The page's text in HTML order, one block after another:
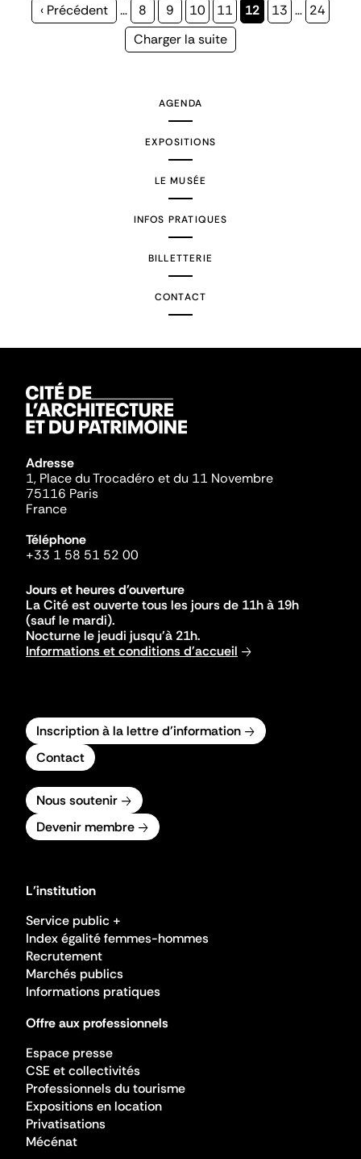
Page
‹ Précédent … Page
8 Page
9 Page
10 Page
11
Page
12 Page
13 … Page
24
Page
Charger la suite
AGENDA
EXPOSITIONS
LE MUSÉE
INFOS PRATIQUES
BILLETTERIE
CONTACT
Adresse
1, Place du Trocadéro et du 11 Novembre
75116 Paris
France
Téléphone
+33 1 58 51 52 00
Jours et heures d'ouverture
La Cité est ouverte tous les jours de 11h à 19h
(sauf le mardi).
Nocturne le jeudi jusqu'à 21h.
Informations et conditions d'accueil
Inscription à la lettre d'information
Contact
Nous soutenir
Devenir membre
L'institution
Service public +
Index égalité femmes-hommes
Recrutement
Marchés publics
Informations pratiques
Offre aux professionnels
Espace presse
CSE et collectivités
Professionnels du tourisme
Expositions en location
Privatisations
Mécénat